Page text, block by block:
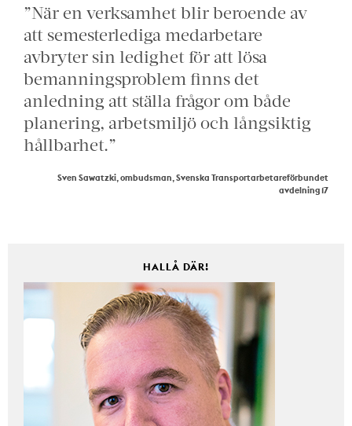
”När en verksamhet blir beroende av
att semesterlediga medarbetare
avbryter sin ledighet för att lösa
bemanningsproblem finns det
anledning att ställa frågor om både
planering, arbetsmiljö och långsiktig
hållbarhet.”
Sven Sawatzki, ombudsman, Svenska Transportarbetareförbundet
avdelning 17
HALLÅ DÄR!